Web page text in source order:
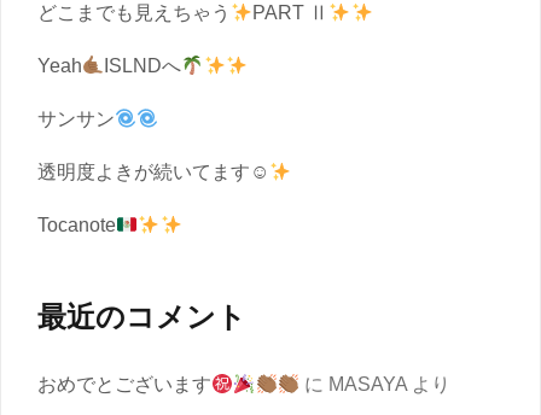
どこまでも見えちゃう PART Ⅱ
Yeah ISLNDへ
サンサン
透明度よきが続いてます☺︎
Tocanote
最近のコメント
おめでとございます に MASAYAより